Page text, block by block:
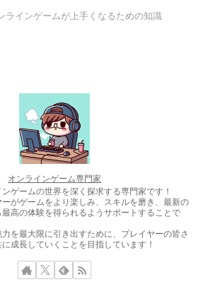
り、キャラクターの統計データ、アイテ
ための重要な要素なのです。
ラインゲームが上手くなるための知識
オンラインゲーム専門家
ゲームの世界を深く探求する専門家です！
がゲームをより楽しみ、スキルを磨き、最新の
最高の体験を得られるようサポートすることで
を最大限に引き出すために、プレイヤーの皆さ
成長していくことを目指しています！